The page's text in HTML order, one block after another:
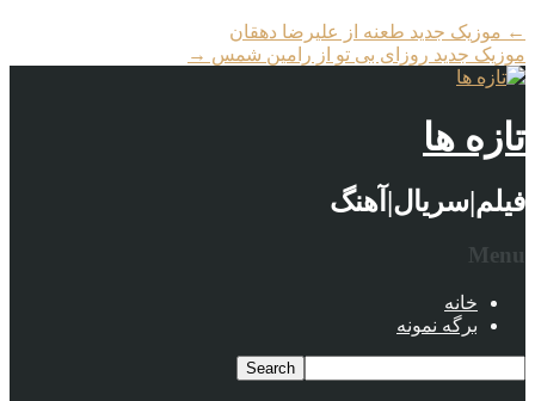
← موزیک جدید طعنه از علیرضا دهقان
موزیک جدید روزای بی تو از رامین شمس →
تازه ها
فیلم|سریال|آهنگ
Menu
خانه
برگه نمونه